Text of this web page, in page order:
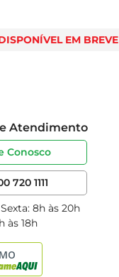
EM BREVE
Atendimento
Conosco
720 1111
8h às 20h
às 18h